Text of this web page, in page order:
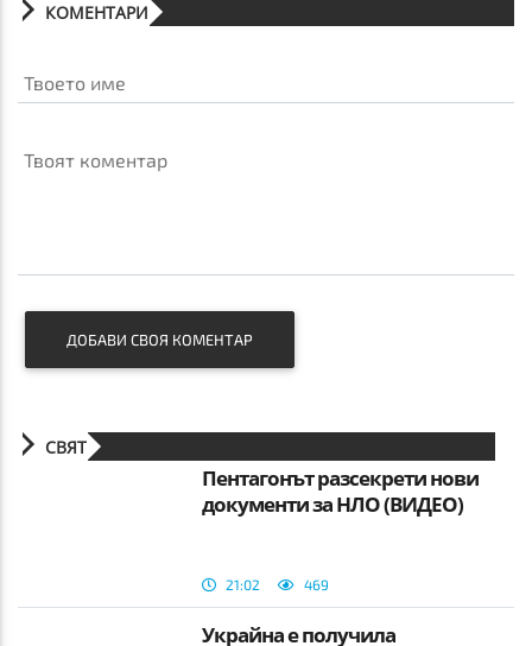
КОМЕНТАРИ
Твоето име
Твоят коментар
ДОБАВИ СВОЯ КОМЕНТАР
СВЯТ
Пентагонът разсекрети нови
документи за НЛО (ВИДЕО)
21:02 469
Украйна е получила